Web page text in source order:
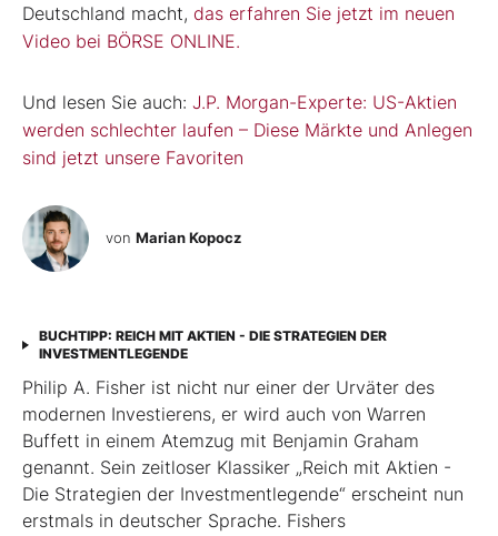
Deutschland macht, das erfahren Sie jetzt im neuen
Video bei BÖRSE ONLINE.
Und lesen Sie auch: J.P. Morgan-Experte: US-Aktien
werden schlechter laufen – Diese Märkte und Anlegen
sind jetzt unsere Favoriten
von Marian Kopocz
BUCHTIPP: REICH MIT AKTIEN - DIE STRATEGIEN DER
INVESTMENTLEGENDE
Philip A. Fisher ist nicht nur einer der Urväter des
modernen Investierens, er wird auch von Warren
Buffett in einem Atemzug mit Benjamin Graham
genannt. Sein zeitloser Klassiker „Reich mit Aktien -
Die Strategien der Investmentlegende“ erscheint nun
erstmals in deutscher Sprache. Fishers